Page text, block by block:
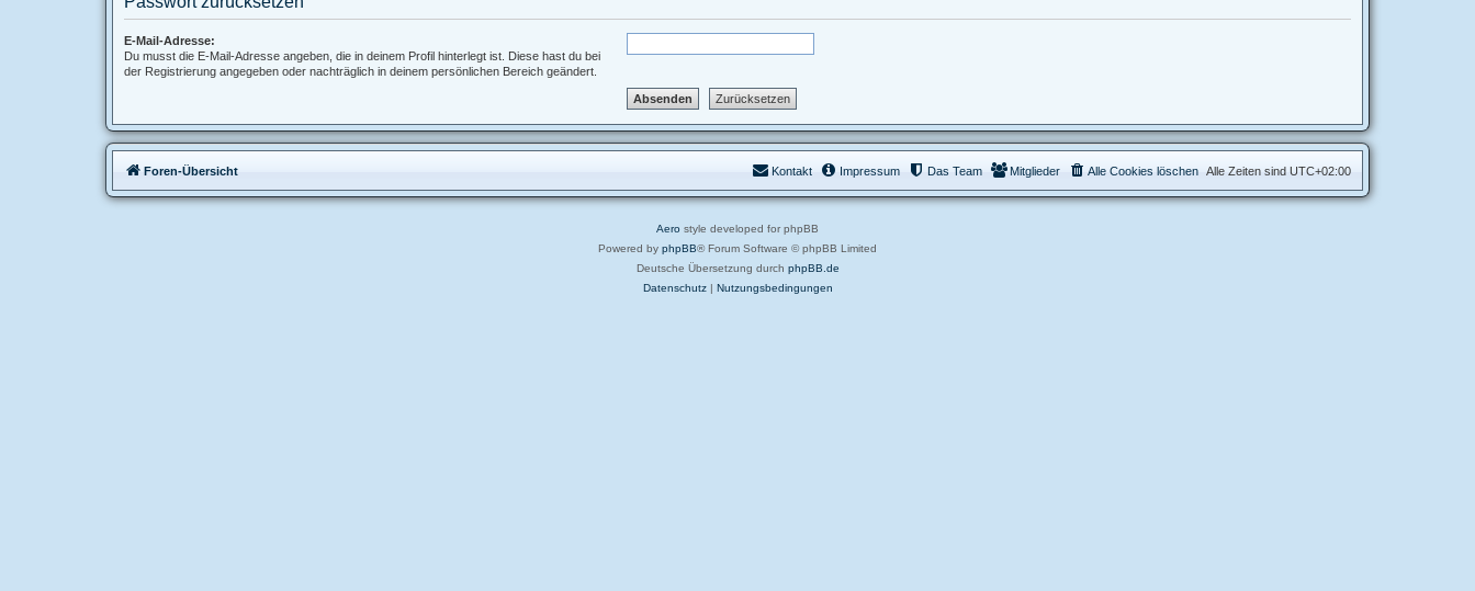
E-Mail-Adresse:
Du musst die E-Mail-Adresse angeben, die in deinem Profil hinterlegt ist. Diese hast du bei
der Registrierung angegeben oder nachträglich in deinem persönlichen Bereich geändert.
Foren-Übersicht Alle Zeiten sind UTC+02:00
Alle Cookies löschen
Mitglieder
Das Team
Impressum
Kontakt
Aero style developed for phpBB
Powered by phpBB® Forum Software © phpBB Limited
Deutsche Übersetzung durch phpBB.de
Datenschutz| Nutzungsbedingungen